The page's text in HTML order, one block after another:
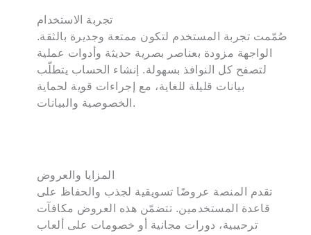
تجربة الاستخدام
صُمّمت تجربة المستخدم لتكون ممتعة وجديرة بالثقة.
الواجهة مزودة بعناصر بصرية حديثة وأدوات عملية
لتصفح كل النوافذ بسهولة. إنشاء الحساب يتطلّب
بيانات قليلة للغاية، مع إجراءات قوية لحماية
الخصوصية والبيانات.
المزايا والعروض
تقدم المنصة عروضًا تسويقية لجذب والحفاظ على
قاعدة المستخدمين. تتضمّن هذه العروض مكافآت
ترحيبية، دورات مجانية أو خصومات على ألعاب